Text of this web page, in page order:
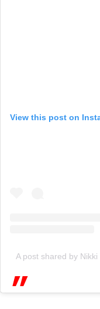
View this post on
A post shared by